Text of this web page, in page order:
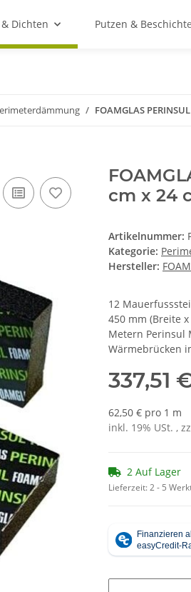
Dichten Putzen &
FOAMGLAS
cm x 24
Artikelnummer:
Kategorie:
Hersteller:
12
450 mm (Breite
Metern Perinsul
Wärmebrücken
337,51
62,50 € pro 1 m
inkl. 19% USt. ,
2 Auf Lager
Lieferzeit:2 - 5